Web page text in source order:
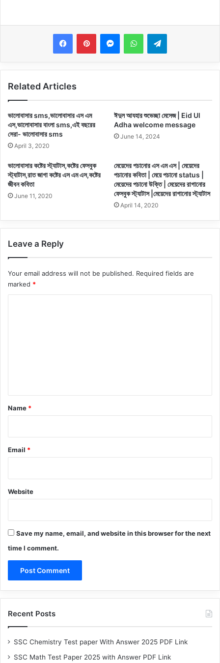
MessengerWhatsAppTelegram
Related Articles
ভালোবাসার sms,ভালোবাসার এস এম
এস,ভালোবাসার বাংলা sms,এই বছরের
সেরা- ভালোবাসার sms
April 3, 2020
ঈদুল আযহার শুভেচ্ছা মেসেজ | Eid Ul
Adha welcome message
June 14, 2024
ভালোবাসার কষ্টের স্ট্যাটাস,কষ্টের ফেসবুক
স্ট্যাটাস,রাত জাগা কষ্টের এস এম এস,কষ্টের
জীবন কবিতা
June 11, 2020
মেয়েদের পচানোর এস এম এস | মেয়েদের
পচানাের কবিতা | মেয়ে পচানাে status |
মেয়েদের পচানাে উক্তি | মেয়েদের রাগানাের
ফেসবুক স্ট্যাটাস |মেয়েদের রাগানাের স্ট্যাটাস
April 14, 2020
Leave a Reply
Your email address will not be published. Required fields are
marked *
*
Name *
Email *
Website
Save my name, email, and website in this browser for the next
time I comment.
Recent Posts
SSC Chemistry Test paper With Answer 2025 PDF Link
SSC Math Test Paper 2025 with Answer PDF Link